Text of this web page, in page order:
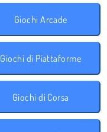
Giochi Arcade
Giochi di Piattaforme
Giochi di Corsa